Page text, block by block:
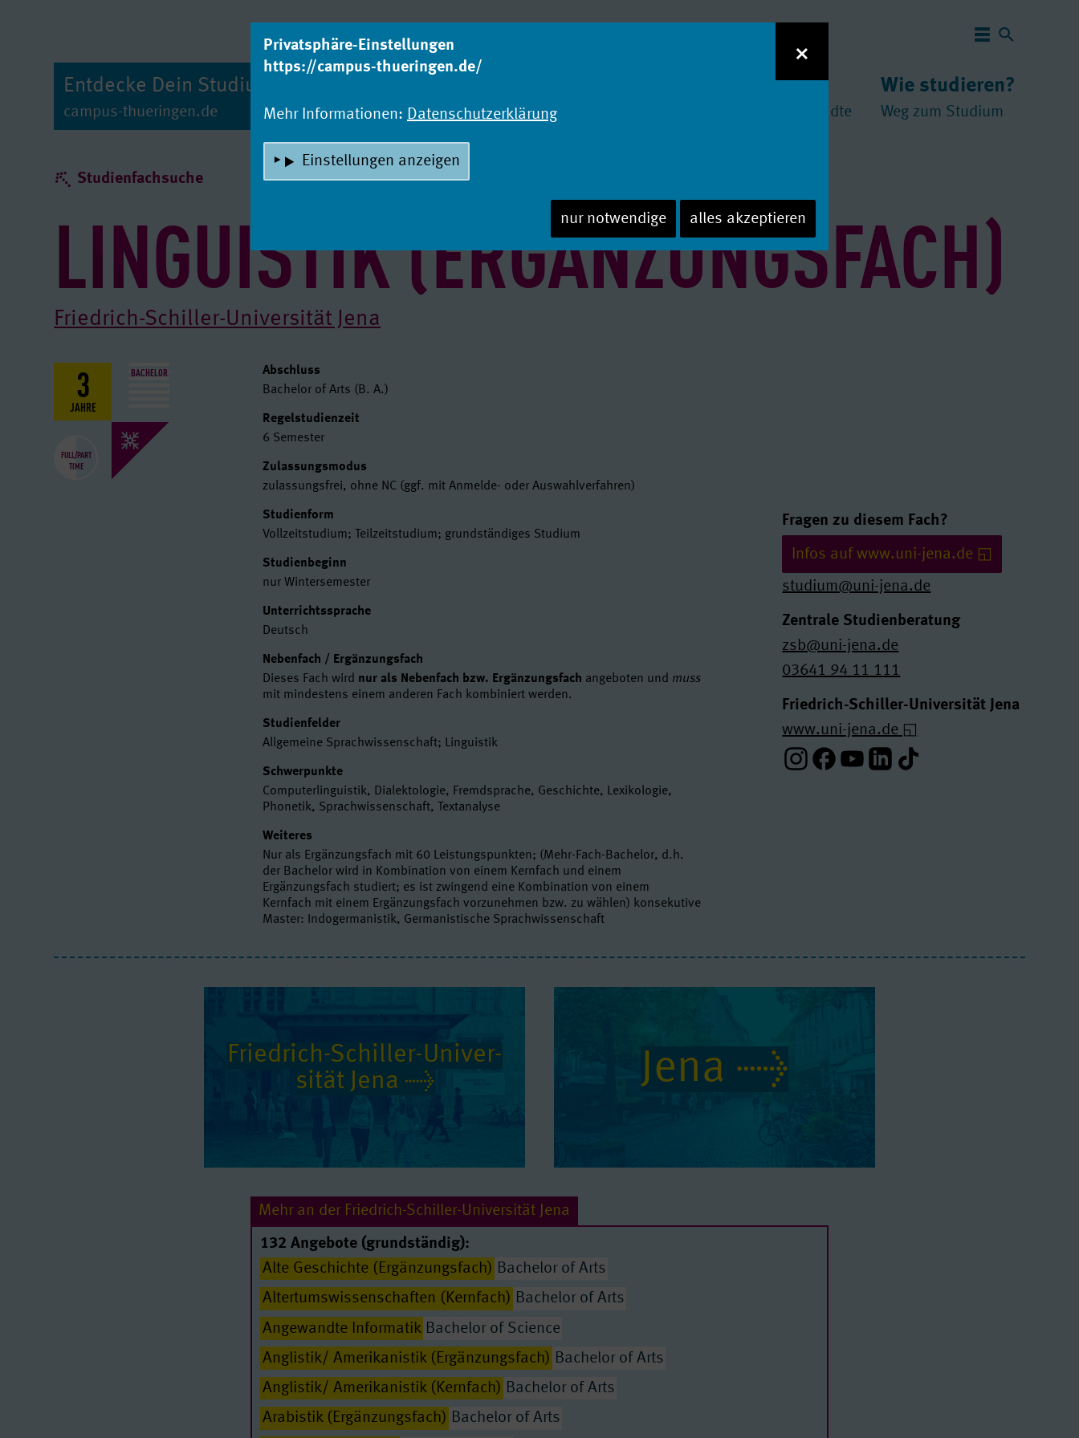
Navigation
Entdecke Dein Studium!
campus-thueringen.de Studienangebot
Wo studieren?
Städte
Wie studieren?
Weg zum Studium
Studienfachsuche
LINGUISTIK (ERGÄNZUNGSFACH)
Friedrich-Schiller-Universität Jena
3
JAHRE
BACHELOR
FULL/PART
TIME
Basisdaten
Abschluss
Bachelor of Arts (B. A.)
Regelstudienzeit
6 Semester
Zulassungsmodus
zulassungsfrei, ohne NC (ggf. mit Anmelde- oder Auswahlverfahren)
Studienform
Vollzeitstudium; Teilzeitstudium; grundständiges Studium
Studienbeginn
nur Wintersemester
Unterrichtssprache
Deutsch
Nebenfach / Ergänzungsfach
Dieses Fach wird nur als Nebenfach bzw. Ergänzungsfach angeboten und muss
mit mindestens einem anderen Fach kombiniert werden.
Studienfelder
Allgemeine Sprachwissenschaft; Linguistik
Schwerpunkte
Computerlinguistik, Dialektologie, Fremdsprache, Geschichte, Lexikologie,
Phonetik, Sprachwissenschaft, Textanalyse
Weiteres
Nur als Ergänzungsfach mit 60 Leistungspunkten; (Mehr-Fach-Bachelor, d.h.
der Bachelor wird in Kombination von einem Kernfach und einem
Ergänzungsfach studiert; es ist zwingend eine Kombination von einem
Kernfach mit einem Ergänzungsfach vorzunehmen bzw. zu wählen) konsekutive
Master: Indogermanistik, Germanistische Sprachwissenschaft
Links und Kontakte
Fragen zu diesem Fach?
Infos auf www.uni-jena.de
studium@uni-jena.de
Zentrale Studienberatung
zsb@uni-jena.de
03641 94 11 111
Friedrich-Schiller-Universität Jena
www.uni-jena.de
Instagram-Profil
Facebook-Profil
Youtube-Profil
Linkedin-Profil
Tiktok-Profil
Friedrich-Schiller-Uni­ver­
si­tät Jena
Jena
Mehr an der Friedrich-Schiller-Universität Jena
132 Angebote (grundständig):
Alte Geschichte (Ergänzungsfach) Bachelor of Arts
Altertumswissenschaften (Kernfach) Bachelor of Arts
Angewandte Informatik Bachelor of Science
Anglistik/ Amerikanistik (Ergänzungsfach) Bachelor of Arts
Anglistik/ Amerikanistik (Kernfach) Bachelor of Arts
Arabistik (Ergänzungsfach) Bachelor of Arts
Privatsphäre-Einstellungen
https://campus-thueringen.de/
×
Mehr Informationen: Datenschutzerklärung
Einstellungen anzeigen
nur notwendige alles akzeptieren